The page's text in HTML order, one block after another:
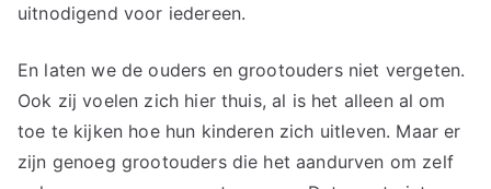
uitnodigend voor iedereen.
En laten we de ouders en grootouders niet vergeten.
Ook zij voelen zich hier thuis, al is het alleen al om
toe te kijken hoe hun kinderen zich uitleven. Maar er
zijn genoeg grootouders die het aandurven om zelf